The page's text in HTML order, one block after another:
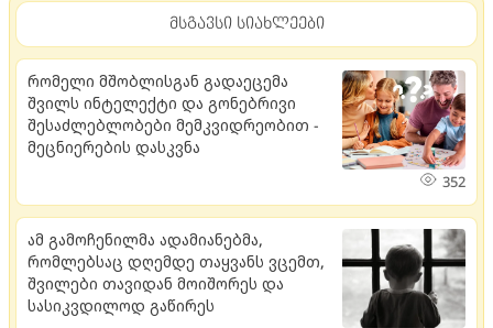
მსგავსი სიახლეები
რომელი მშობლისგან გადაეცემა
შვილს ინტელექტი და გონებრივი
შესაძლებლობები მემკვიდრეობით -
მეცნიერების დასკვნა
352
ამ გამოჩენილმა ადამიანებმა,
რომლებსაც დღემდე თაყვანს ვცემთ,
შვილები თავიდან მოიშორეს და
სასიკვდილოდ გაწირეს